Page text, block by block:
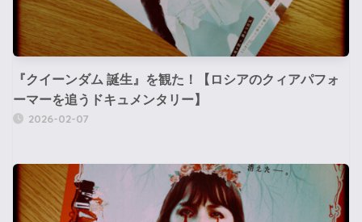
『クイーンダム 誕生』を観た！【ロシアのクィアパフォ
ーマーを追うドキュメンタリー】
2026-02-07